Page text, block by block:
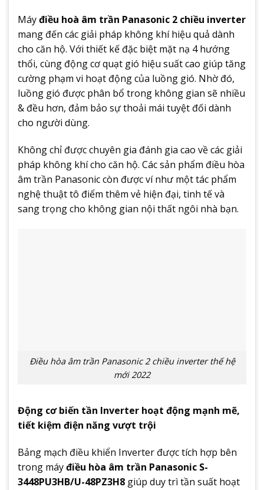
Máyđiều hoà âm trần Panasonic 2 chiều inverter
mang đến các giải pháp không khí hiệu quả dành
cho căn hộ. Với thiết kế đặc biệt mặt nạ 4 hướng
thổi, cùng động cơ quạt gió hiệu suất cao giúp tăng
cường phạm vi hoạt động của luồng gió. Nhờ đó,
luồng gió được phân bổ trong không gian sẽ nhiều
& đều hơn, đảm bảo sự thoải mái tuyệt đối dành
cho người dùng.
Không chỉ được chuyên gia đánh gia cao về các giải
pháp không khí cho căn hộ. Các sản phẩm điều hòa
âm trần Panasonic còn được ví như một tác phẩm
nghệ thuật tô điểm thêm vẻ hiện đại, tinh tế và
sang trọng cho không gian nội thất ngôi nhà bạn.
Điều hòa âm trần Panasonic 2 chiều inverter thế hệ
mới 2022
Động cơ biến tần Inverter hoạt động mạnh mẽ,
tiết kiệm điện năng vượt trội
Bảng mạch điều khiển Inverter được tích hợp bên
trong máyđiều hòa âm trần Panasonic S-
3448PU3HB/U-48PZ3H8 giúp duy trì tần suất hoạt